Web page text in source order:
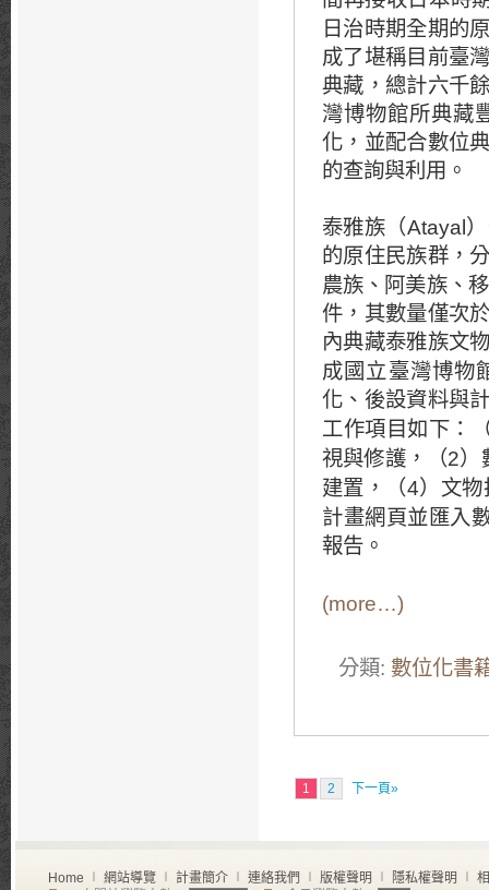
日治時期全期的
成了堪稱目前臺
典藏，總計六千
灣博物館所典藏
化，並配合數位
的查詢與利用。
泰雅族（Atayal
的原住民族群，
農族、阿美族、
件，其數量僅次
內典藏泰雅族文
成國立臺灣博物
化、後設資料與
工作項目如下：
視與修護，（2）
建置，（4）文
計畫網頁並匯入
報告。
(more…)
分類: 數位化書
1 2 下一頁»
Home ∣ 網站導覽 ∣ 計畫簡介 ∣ 連絡我們 ∣ 版權聲明 ∣ 隱私權聲明 ∣